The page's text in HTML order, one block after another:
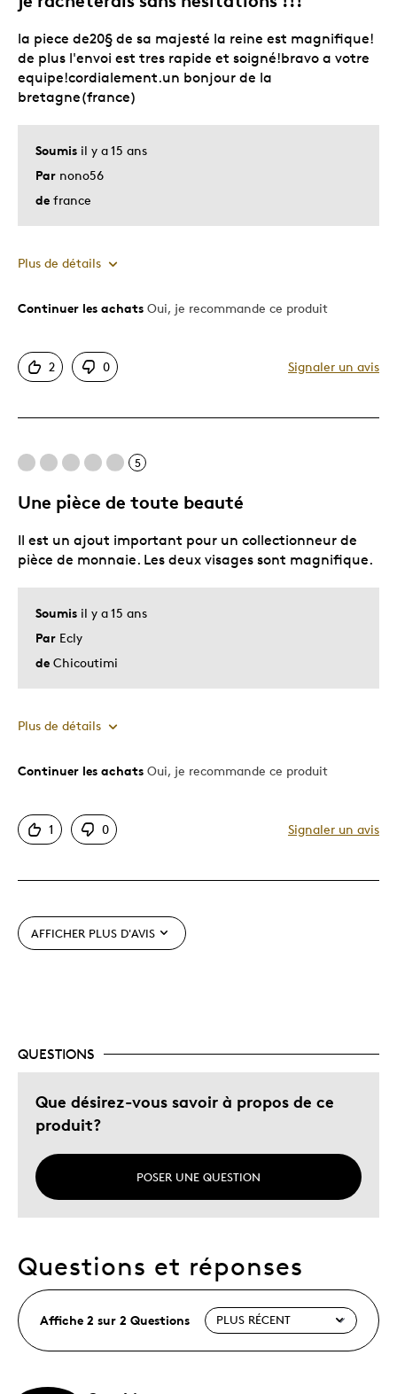
Occasion spéciale
Décrivez-vous
Chasseur d'aubaines, Guidé par la
qualité
Soumis il y a 15 ans
Par nono56
de france
la piece de20§ de sa majesté la reine est magnifique!
de plus l'envoi est tres rapide et soigné!bravo a votre
equipe!cordialement.un bonjour de la
bretagne(france)
Plus de détails
Le pour
Très bonne qualité
Sens
Décrivez-vous Guidé par la qualité
Continuer les achats Oui, je recommande ce produit
2 0 Signaler un avis
5
Une pièce de toute beauté
Soumis il y a 15 ans
Par Ecly
de Chicoutimi
Il est un ajout important pour un collectionneur de
pièce de monnaie. Les deux visages sont magnifique.
Plus de détails
Le pour
Motif attrayant
Très bonne qualité
Les meilleures utilisations
Cadeau pour adulte
Occasion spéciale
Continuer les achats Oui, je recommande ce produit
1 0 Signaler un avis
AFFICHER PLUS D'AVIS
QUESTIONS
Que désirez-vous savoir à propos de ce
produit?
POSER UNE QUESTION
Questions et réponses
Affiche 2 sur 2 Questions